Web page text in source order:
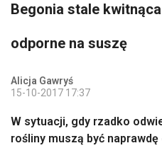
Begonia stale
odporne na suszę
Alicja Gawryś
15-10-2017 17:37
W sytuacji, gdy rzadko
rośliny muszą być